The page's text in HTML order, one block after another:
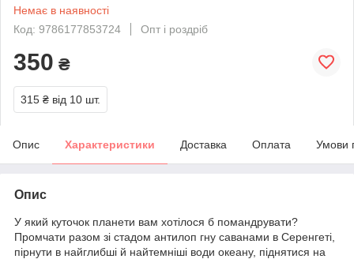
Немає в наявності
Код: 9786177853724
Опт і роздріб
350 ₴
315 ₴ від 10 шт.
Опис Характеристики Доставка Оплата Умови
Опис
У який куточок планети вам хотілося б помандрувати?
Промчати разом зі стадом антилоп гну саванами в Серенгеті,
пірнути в найглибші й найтемніші води океану, піднятися на